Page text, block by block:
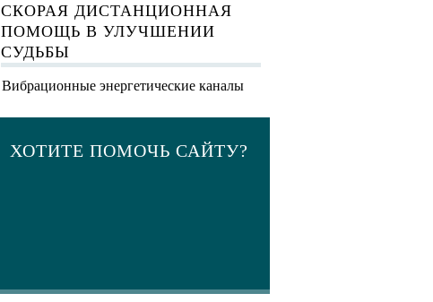
СКОРАЯ ДИСТАНЦИОННАЯ
ПОМОЩЬ В УЛУЧШЕНИИ
СУДЬБЫ
Вибрационные энергетические каналы
ХОТИТЕ ПОМОЧЬ САЙТУ?